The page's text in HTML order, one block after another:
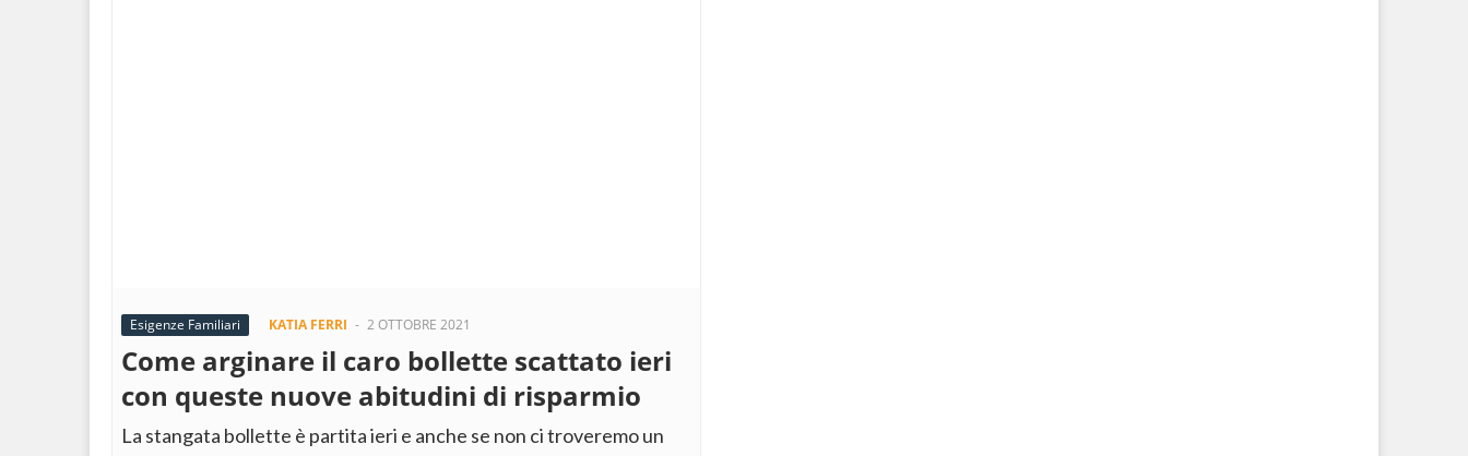
Esigenze Familiari KATIA FERRI - 2 OTTOBRE 2021
Come arginare il caro bollette scattato ieri
con queste nuove abitudini di risparmio
La stangata bollette è partita ieri e anche se non ci troveremo un